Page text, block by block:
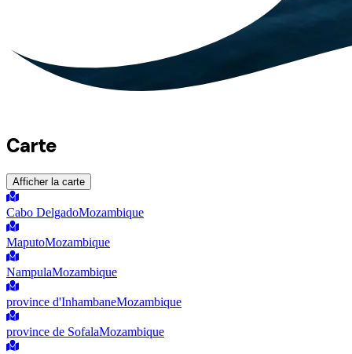
Carte
Afficher la carte
Cabo DelgadoMozambique
MaputoMozambique
NampulaMozambique
province d'InhambaneMozambique
province de SofalaMozambique